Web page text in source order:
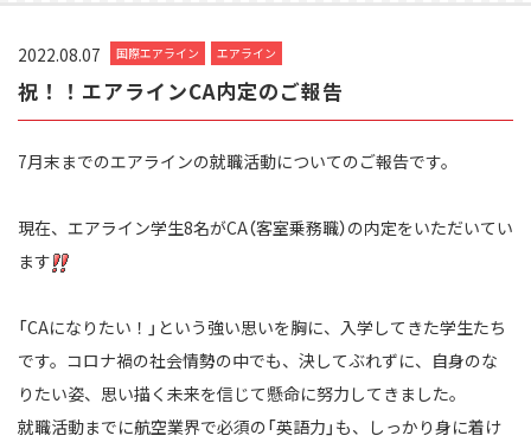
2022.08.07 国際エアライン エアライン
祝！！エアラインCA内定のご報告
7月末までのエアラインの就職活動についてのご報告です。
現在、エアライン学生8名がCA（客室乗務職）の内定をいただいてい
ます
「CAになりたい！」という強い思いを胸に、入学してきた学生たち
です。 コロナ禍の社会情勢の中でも、決してぶれずに、自身のな
りたい姿、思い描く未来を信じて懸命に努力してきました。
就職活動までに航空業界で必須の「英語力」も、しっかり身に着け